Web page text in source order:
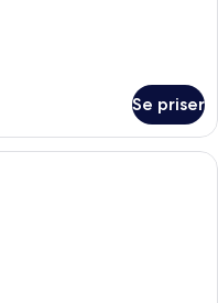
Se priser
med en seng, et